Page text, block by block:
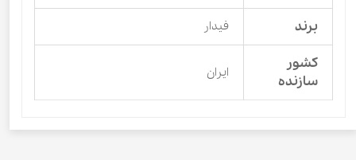
برند فیدار
کشور
سازنده
ایران